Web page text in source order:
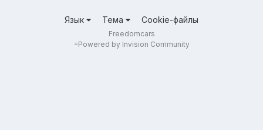
Язык Тема Cookie-файлы
Freedomcars
=Powered by Invision Community